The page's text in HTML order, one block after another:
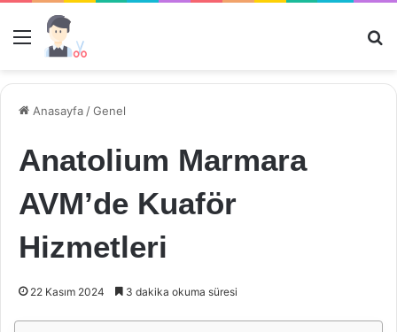
Menü
Anasayfa /Genel
Anatolium Marmara
AVM’de Kuaför
Hizmetleri
22 Kasım 2024 3 dakika okuma süresi